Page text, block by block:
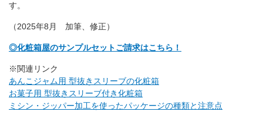
す。
（2025年8月 加筆、修正）
◎化粧箱屋のサンプルセットご請求はこちら！
※関連リンク
あんこジャム用 型抜きスリーブの化粧箱
お菓子用 型抜きスリーブ付き化粧箱
ミシン・ジッパー加工を使ったパッケージの種類と注意点